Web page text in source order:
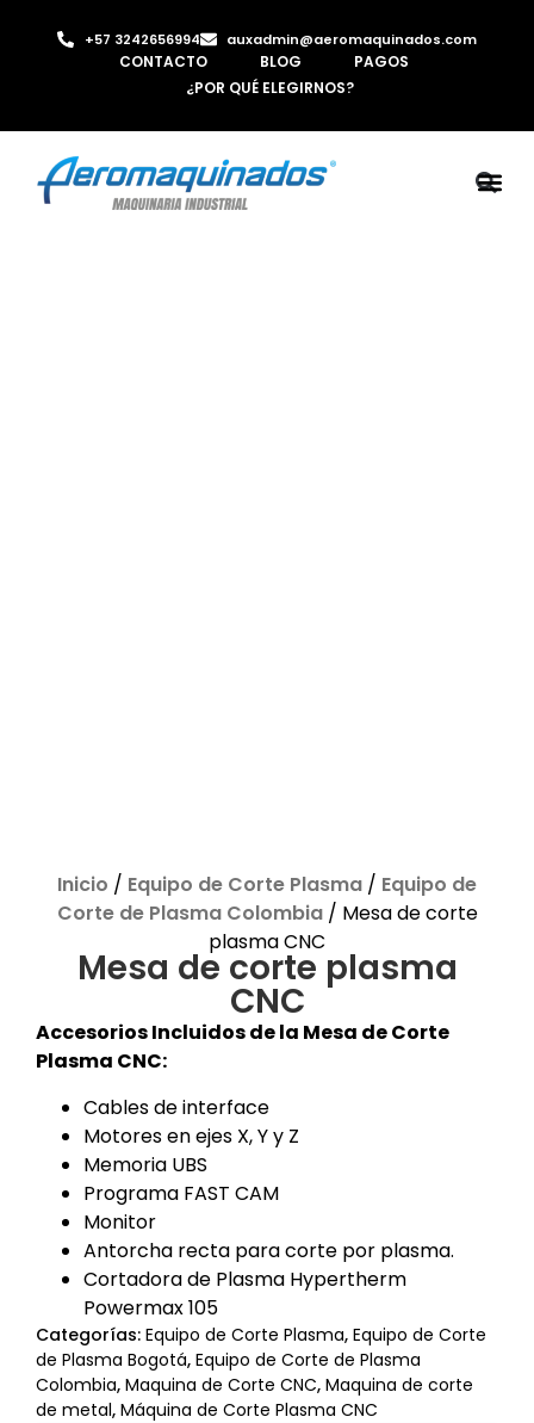
+57 3242656994 auxadmin@aeromaquinados.com
CONTACTO BLOG
PAGOS
¿POR QUÉ ELEGIRNOS?
Inicio / Equipo de Corte Plasma / Equipo de
Corte de Plasma Colombia/ Mesa de corte
plasma CNC
Mesa de corte plasma
CNC
Accesorios Incluidos de la Mesa de Corte
Plasma CNC:
Cables de interface
Motores en ejes X, Y y Z
Memoria UBS
Programa FAST CAM
Monitor
Antorcha recta para corte por plasma.
Cortadora de Plasma Hypertherm
Powermax 105
Categorías: Equipo de Corte Plasma, Equipo de Corte
de Plasma Bogotá, Equipo de Corte de Plasma
Colombia, Maquina de Corte CNC, Maquina de corte
de metal, Máquina de Corte Plasma CNC